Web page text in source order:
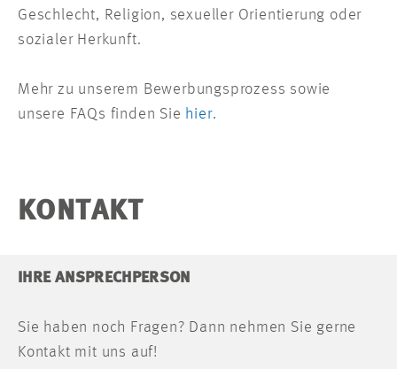
Geschlecht, Religion, sexueller Orientierung oder
sozialer Herkunft.
Mehr zu unserem Bewerbungsprozess sowie
unsere FAQs finden Sie hier.
KONTAKT
IHRE ANSPRECHPERSON
Sie haben noch Fragen? Dann nehmen Sie gerne
Kontakt mit uns auf!